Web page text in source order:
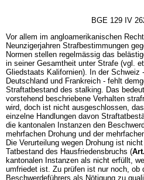
BGE 129 IV
Vor allem im angloamerikanischen
Neunzigerjahren Strafbestimmungen
Normen stellen regelmässig das
in seiner Gesamtheit unter Strafe (vgl.
Gliedstaats Kalifornien). In der Schweiz
Deutschland und Frankreich - fehlt
Straftatbestand des stalking. Das
vorstehend beschriebene Verhalten
wird, doch ist nicht ausgeschlossen,
einzelne Handlungen davon
die kantonalen Instanzen den
mehrfachen Drohung und der
Die Verurteilung wegen Drohung ist
Tatbestand des Hausfriedensbruchs (
kantonalen Instanzen als nicht erfüllt,
umfriedet ist. Zu prüfen ist nur noch, ob
Beschwerdeführers als Nötigung zu